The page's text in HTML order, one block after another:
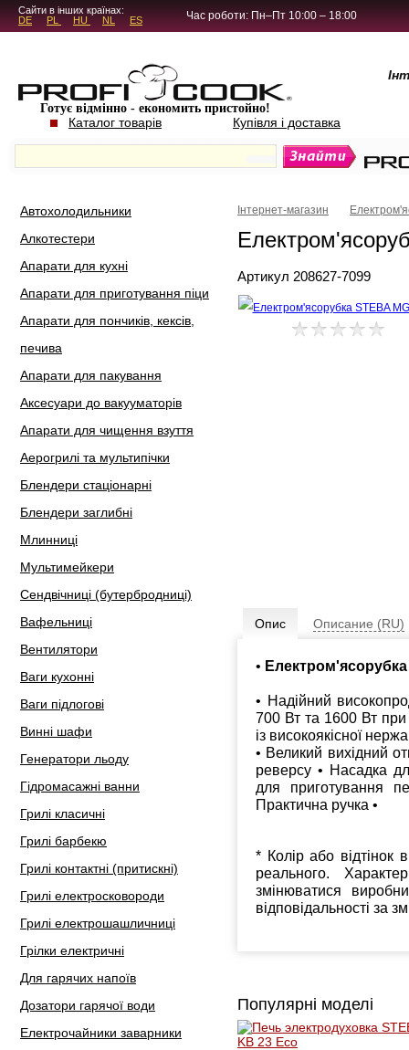
5.4.45Сайти в інших країнах:
DE
PL HU NL ES Час роботи: Пн–Пт 10:00 – 18:00
Готує відмінно - економить пристойно!
Каталог товарів Купівля і доставка
Автохолодильники
Алкотестери
Апарати для кухні
Апарати для приготування піци
Апарати для пончиків, кексів,
печива
Апарати для пакування
Аксесуари до вакууматорів
Апарати для чищення взуття
Аерогрилі та мультипічки
Блендери стаціонарні
Блендери заглибні
Млинниці
Мультимейкери
Сендвічниці (бутербродниці)
Вафельниці
Вентилятори
Ваги кухонні
Ваги підлогові
Винні шафи
Генератори льоду
Гідромасажні ванни
Грилі класичні
Грилі барбекю
Грилі контактні (притискні)
Грилі електросковороди
Грилі електрошашличниці
Грілки електричні
Для гарячих напоїв
Дозатори гарячої води
Електрочайники заварники
Інтернет-магазин
Артикул 208627-7099
Опис Описание (RU)
•
• Надійний
700 Вт та 1600 Вт
із високоякісної
• Великий вихідний
реверсу • Насадка
для приготування
Практична ручка •
* Колір або відтінок
реального.
змінюватися
відповідальності за
Популярні моделі